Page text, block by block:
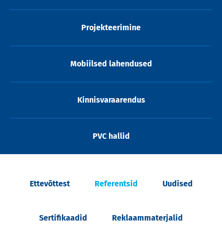
Projekteerimine
Mobiilsed lahendused
Kinnisvaraarendus
PVC hallid
Ettevõttest Referentsid Uudised
Sertifikaadid Reklaammaterjalid